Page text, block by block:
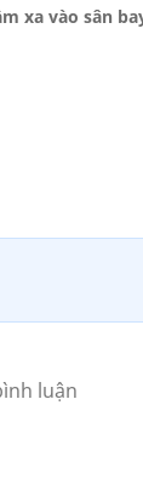
xa vào sân